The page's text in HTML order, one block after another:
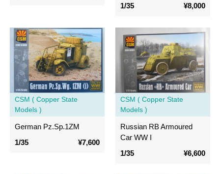
1/35
¥8,000
CSM ( Copper State
Models )
German Pz.Sp.1ZM
1/35
¥7,600
CSM ( Copper State
Models )
Russian RB Armoured
Car WW I
1/35
¥6,600